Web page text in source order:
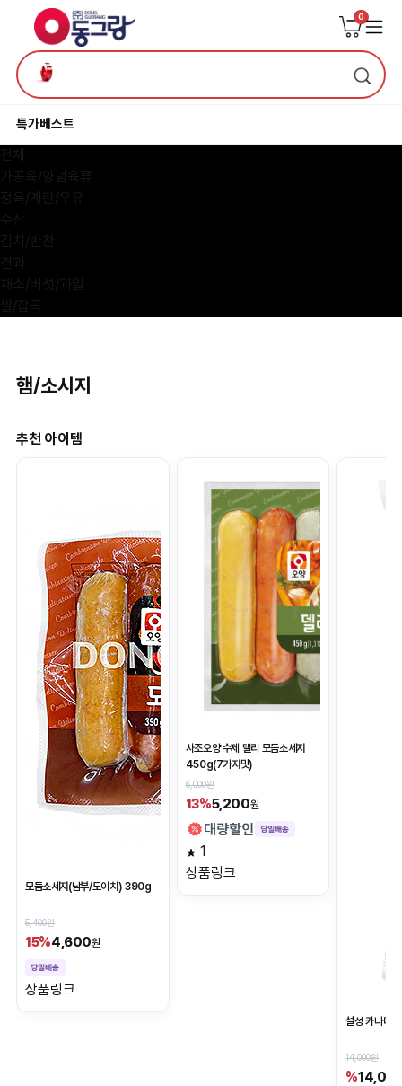
0
특가베스트
햄/소시지
추천 아이템
모듬소세지(남부/도이치) 390g
5,400원
15%4,600원
상품링크
사조오양 수제 델리 모듬소세지
450g(7가지맛)
6,000원
13%5,200원
1
상품링크
설성 카나디
14,000원
%